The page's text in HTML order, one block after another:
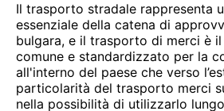
Il trasporto stradale rappresenta
essenziale della catena di
bulgara, e il trasporto di merci è
comune e standardizzato per la
all'interno del paese che verso
particolarità del trasporto merci
nella possibilità di utilizzarlo